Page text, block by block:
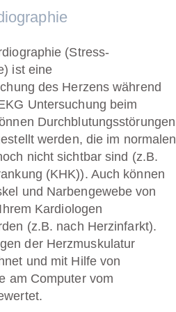
(Stress-
ist eine
des Herzens während
Untersuchung beim
Durchblutungsstörungen
werden, die im normalen
nicht sichtbar sind (z.B.
(KHK)). Auch können
und Narbengewebe von
Kardiologen
(z.B. nach Herzinfarkt).
der Herzmuskulatur
und mit Hilfe von
am Computer vom